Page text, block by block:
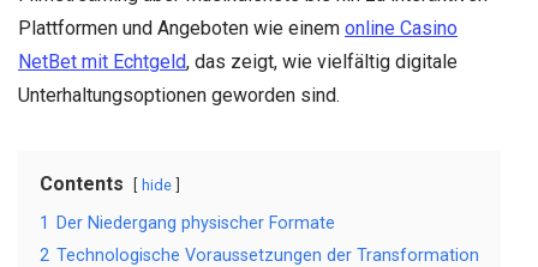
Plattformen und Angeboten wie einem online Casino
NetBet mit Echtgeld, das zeigt, wie vielfältig digitale
Unterhaltungsoptionen geworden sind.
Contents hide
1
Der Niedergang physischer Formate
2 Technologische Voraussetzungen der Transformation